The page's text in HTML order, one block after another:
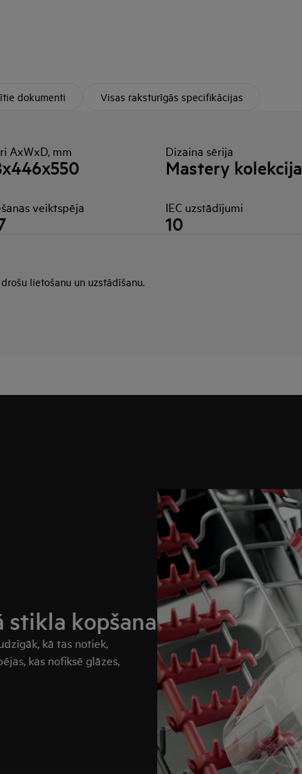
dokumenti Visas raksturīgās specifikācijas
AxWxD, mm Dizaina sērija
Mastery kolekcija
veiktspēja IEC uzstādījumi
10
lietošanu un uzstādīšanu.
stikla kopšana
kā tas notiek,
kas nofiksē glāzes,